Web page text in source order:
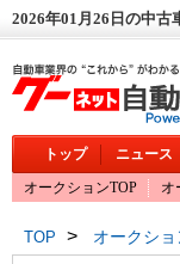
2026年01月26日の中古
トップ ニュース
オークションTOP
オ
TOP > オークシ